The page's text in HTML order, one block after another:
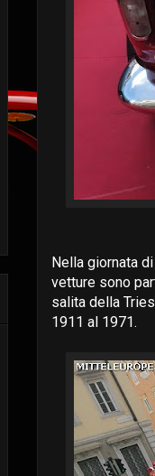
Nella giornata
vetture sono
salita della
1911 al 1971.